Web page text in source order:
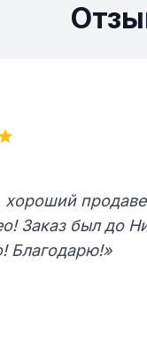
хороший
Заказ был до
Благодарю!»